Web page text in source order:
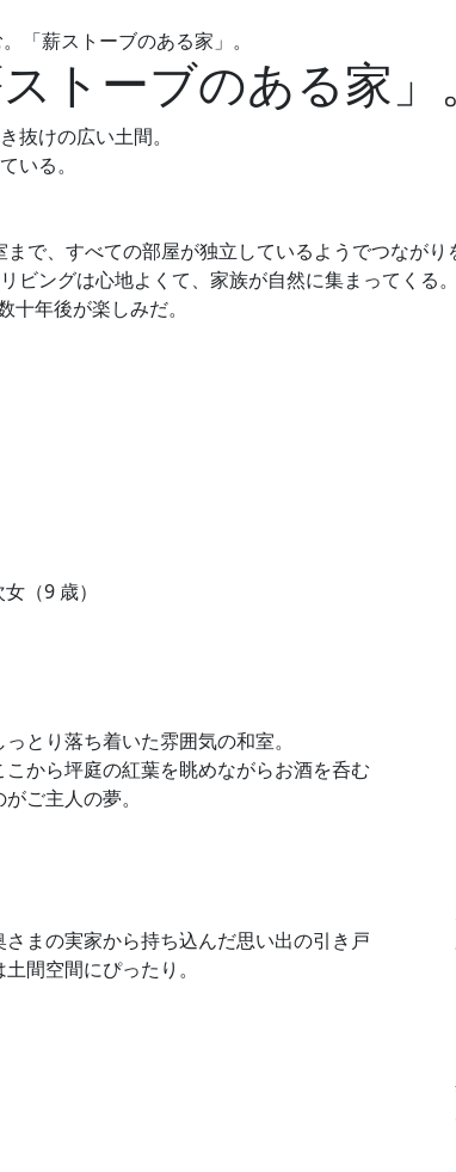
「薪ストーブのある家」。
トーブのある家」。
抜けの広い土間。
いる。
で、すべての部屋が独立しているようでつながり
ングは心地よくて、家族が自然に集まってくる。
年後が楽しみだ。
（9 歳）
っとり落ち着いた雰囲気の和室。
こから坪庭の紅葉を眺めながらお酒を呑む
がご主人の夢。
さまの実家から持ち込んだ思い出の引き戸
土間空間にぴったり。